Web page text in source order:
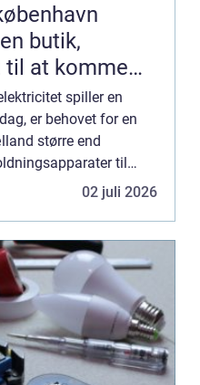
butik,
til at komme
spiller en
er behovet for en
større end
til
sikkerhe...02 juli 2026